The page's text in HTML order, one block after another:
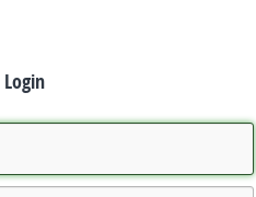
Login